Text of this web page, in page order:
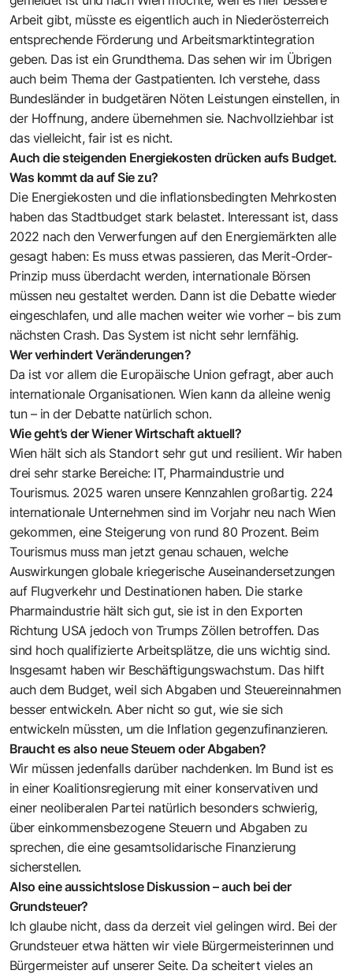
Arbeit gibt, müsste es eigentlich auch in Niederösterreich
entsprechende Förderung und Arbeitsmarktintegration
geben. Das ist ein Grundthema. Das sehen wir im Übrigen
auch beim Thema der Gastpatienten. Ich verstehe, dass
Bundesländer in budgetären Nöten Leistungen einstellen, in
der Hoffnung, andere übernehmen sie. Nachvollziehbar ist
das vielleicht, fair ist es nicht.
Auch die steigenden Energiekosten drücken aufs Budget.
Was kommt da auf Sie zu?
Die Energiekosten und die inflationsbedingten Mehrkosten
haben das Stadtbudget stark belastet. Interessant ist, dass
2022 nach den Verwerfungen auf den Energiemärkten alle
gesagt haben: Es muss etwas passieren, das Merit-Order-
Prinzip muss überdacht werden, internationale Börsen
müssen neu gestaltet werden. Dann ist die Debatte wieder
eingeschlafen, und alle machen weiter wie vorher – bis zum
nächsten Crash. Das System ist nicht sehr lernfähig.
Wer verhindert Veränderungen?
Da ist vor allem die Europäische Union gefragt, aber auch
internationale Organisationen. Wien kann da alleine wenig
tun – in der Debatte natürlich schon.
Wie geht’s der Wiener Wirtschaft aktuell?
Wien hält sich als Standort sehr gut und resilient. Wir haben
drei sehr starke Bereiche: IT, Pharmaindustrie und
Tourismus. 2025 waren unsere Kennzahlen großartig. 224
internationale Unternehmen sind im Vorjahr neu nach Wien
gekommen, eine Steigerung von rund 80 Prozent. Beim
Tourismus muss man jetzt genau schauen, welche
Auswirkungen globale kriegerische Auseinandersetzungen
auf Flugverkehr und Destinationen haben. Die starke
Pharmaindustrie hält sich gut, sie ist in den Exporten
Richtung USA jedoch von Trumps Zöllen betroffen. Das
sind hoch qualifizierte Arbeitsplätze, die uns wichtig sind.
Insgesamt haben wir Beschäftigungswachstum. Das hilft
auch dem Budget, weil sich Abgaben und Steuereinnahmen
besser entwickeln. Aber nicht so gut, wie sie sich
entwickeln müssten, um die Inflation gegenzufinanzieren.
Braucht es also neue Steuern oder Abgaben?
Wir müssen jedenfalls darüber nachdenken. Im Bund ist es
in einer Koalitionsregierung mit einer konservativen und
einer neoliberalen Partei natürlich besonders schwierig,
über einkommensbezogene Steuern und Abgaben zu
sprechen, die eine gesamtsolidarische Finanzierung
sicherstellen.
Also eine aussichtslose Diskussion – auch bei der
Grundsteuer?
Ich glaube nicht, dass da derzeit viel gelingen wird. Bei der
Grundsteuer etwa hätten wir viele Bürgermeisterinnen und
Bürgermeister auf unserer Seite. Da scheitert vieles an